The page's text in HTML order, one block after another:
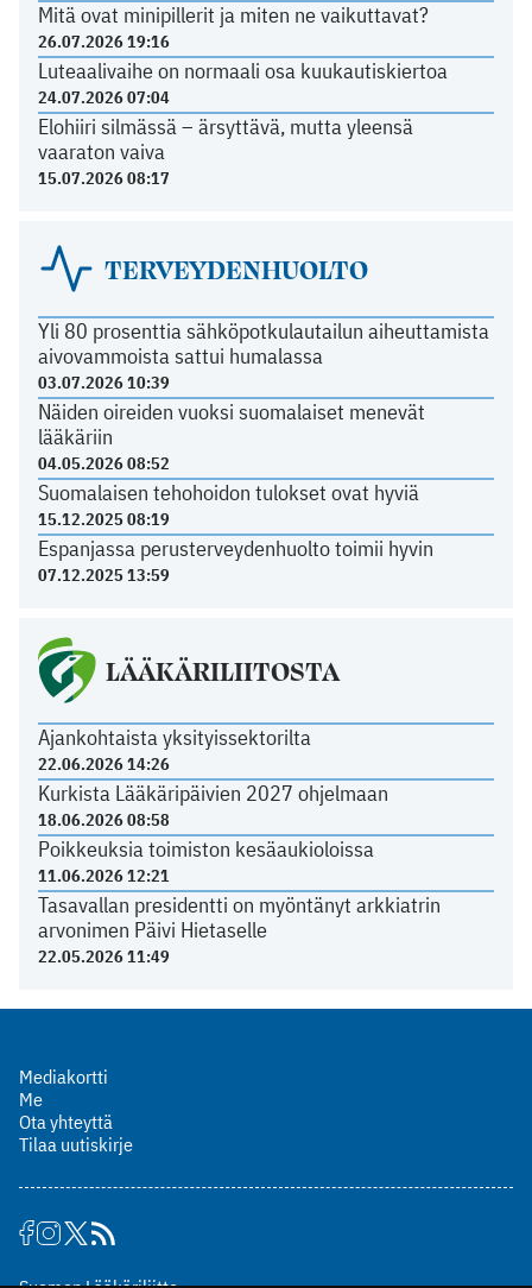
Mitä ovat minipillerit ja miten ne vaikuttavat?
26.07.2026 19:16
Luteaalivaihe on normaali osa kuukautiskiertoa
24.07.2026 07:04
Elohiiri silmässä – ärsyttävä, mutta yleensä
vaaraton vaiva
15.07.2026 08:17
TERVEYDENHUOLTO
Yli 80 prosenttia sähköpotkulautailun aiheuttamista
aivovammoista sattui humalassa
03.07.2026 10:39
Näiden oireiden vuoksi suomalaiset menevät
lääkäriin
04.05.2026 08:52
Suomalaisen tehohoidon tulokset ovat hyviä
15.12.2025 08:19
Espanjassa perusterveydenhuolto toimii hyvin
07.12.2025 13:59
LÄÄKÄRILIITOSTA
Ajankohtaista yksityissektorilta
22.06.2026 14:26
Kurkista Lääkäripäivien 2027 ohjelmaan
18.06.2026 08:58
Poikkeuksia toimiston kesäaukioloissa
11.06.2026 12:21
Tasavallan presidentti on myöntänyt arkkiatrin
arvonimen Päivi Hietaselle
22.05.2026 11:49
Mediakortti
Me
Ota yhteyttä
Tilaa uutiskirje